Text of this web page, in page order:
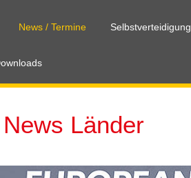
News / Termine Selbstverteidigung
News Länder